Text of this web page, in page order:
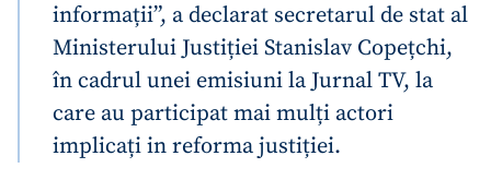
informații”, a declarat secretarul de stat al
Ministerului Justiției Stanislav Copețchi,
în cadrul unei emisiuni la Jurnal TV, la
care au participat mai mulți actori
implicați in reforma justiției.